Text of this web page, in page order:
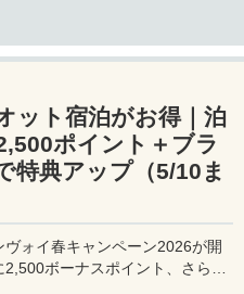
ット宿泊がお得｜泊
ポイント＋ブラ
特典アップ（5/10ま
ヴォイ春キャンペーン2026が開
ボーナスポイント、さらに